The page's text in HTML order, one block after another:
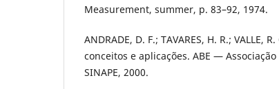
Measurement, summer, p. 83–92, 1974.
ANDRADE, D. F.; TAVARES, H. R.; VALLE,
conceitos e aplicações. ABE —
SINAPE, 2000.